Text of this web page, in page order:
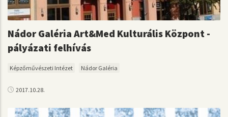
Nádor Galéria Art&Med Kulturális Központ -
pályázati felhívás
Képzőművészeti Intézet Nádor Galéria
2017.10.28.